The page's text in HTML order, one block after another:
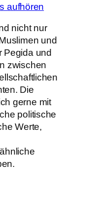
aufhören
nicht nur
und
Pegida und
zwischen
Die
gerne mit
politische
Werte,